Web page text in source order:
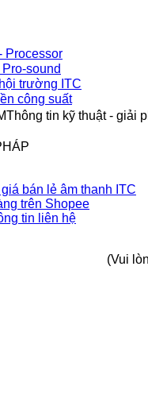
Processor
sound
trường ITC
công suất
Thông tin kỹ thuật - giải
bán lẻ âm thanh ITC
trên Shopee
tin liên hệ
(Vui